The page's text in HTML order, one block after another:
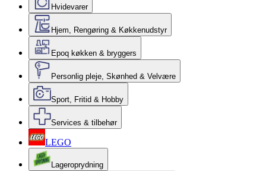
Hvidevarer
Hjem, Rengøring & Køkkenudstyr
Epoq køkken & bryggers
Personlig pleje, Skønhed & Velvære
Sport, Fritid & Hobby
Services & tilbehør
LEGO
Lageroprydning